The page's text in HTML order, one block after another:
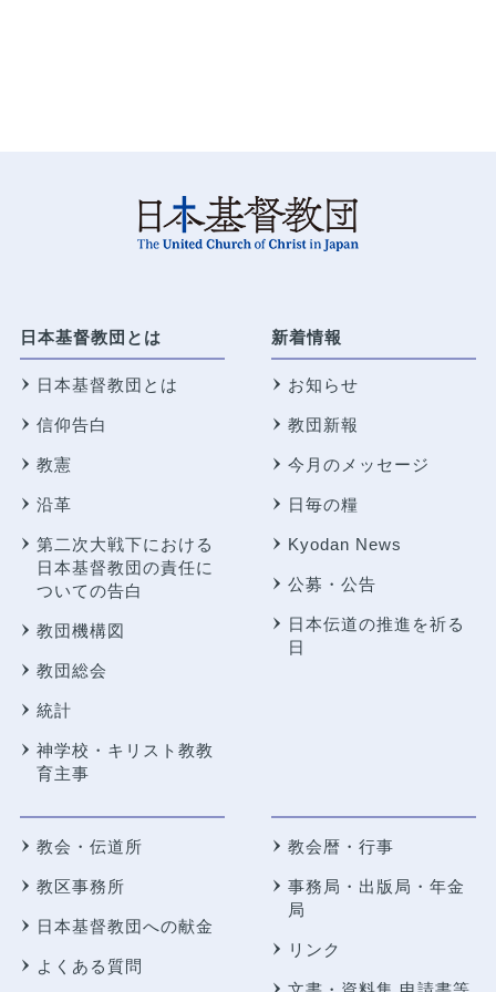
日本基督教団とは
日本基督教団とは
信仰告白
教憲
沿革
第二次大戦下における
日本基督教団の責任に
ついての告白
教団機構図
教団総会
統計
神学校・キリスト教教
育主事
新着情報
お知らせ
教団新報
今月のメッセージ
日毎の糧
Kyodan News
公募・公告
日本伝道の推進を祈る
日
教会・伝道所
教区事務所
日本基督教団への献金
よくある質問
教会暦・行事
事務局・出版局・年金
局
リンク